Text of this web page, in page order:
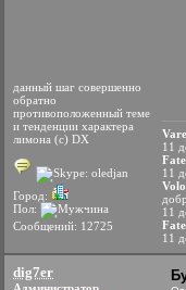
данный шаг совершенно
обратно
противоположенный теме
и тенденции характера
лимона (с) DX
Город:
Пол:
Сообщений: 12725
11
Fate
11
11
Fate
11
dig7er